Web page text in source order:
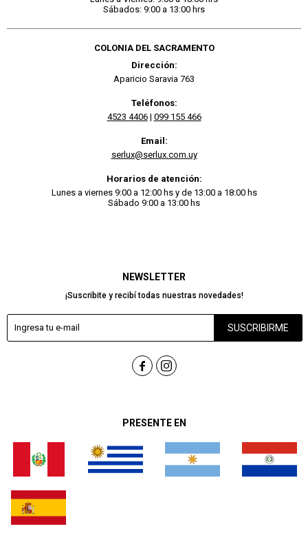
PRESENTE EN
NEWSLETTER
¡Suscribite y recibí todas nuestras novedades!
SUSCRIBIRME
 
Sábados: 9:00 a 13:00 hrs
COLONIA DEL SACRAMENTO
Dirección:
Aparicio Saravia 763
Teléfonos:
4523 4406| 099 155 466
Email:
serlux@serlux.com.uy
Horarios de atención:
Lunes a viernes 9:00 a 12:00 hs y de 13:00 a 18:00 hs
Sábado 9:00 a 13:00 hs